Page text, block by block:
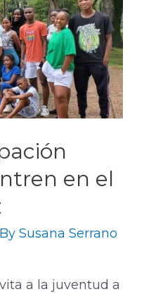
en el
Susana Serrano
a la juventud a